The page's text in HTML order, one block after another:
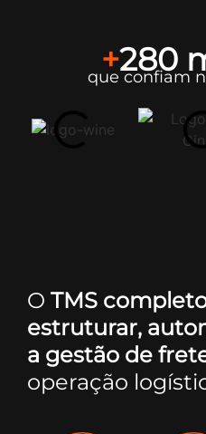
+280
que confiam
O TMS
estruturar,
a gestão de
operação